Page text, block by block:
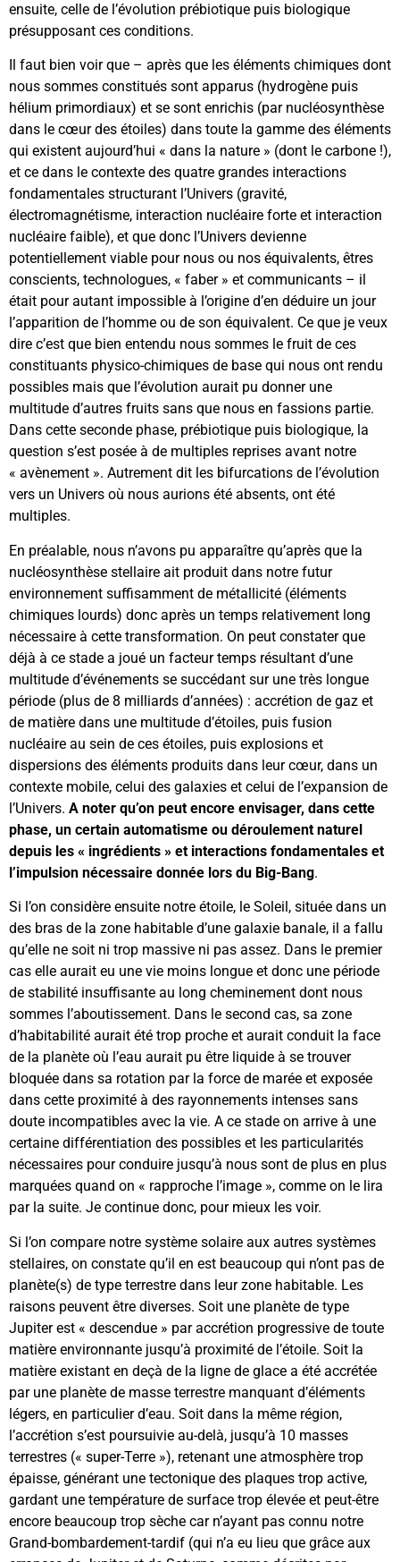
ensuite, celle de l’évolution prébiotique puis biologique
présupposant ces conditions.
Il faut bien voir que – après que les éléments chimiques dont
nous sommes constitués sont apparus (hydrogène puis
hélium primordiaux) et se sont enrichis (par nucléosynthèse
dans le cœur des étoiles) dans toute la gamme des éléments
qui existent aujourd’hui « dans la nature » (dont le carbone !),
et ce dans le contexte des quatre grandes interactions
fondamentales structurant l’Univers (gravité,
électromagnétisme, interaction nucléaire forte et interaction
nucléaire faible), et que donc l’Univers devienne
potentiellement viable pour nous ou nos équivalents, êtres
conscients, technologues, « faber » et communicants – il
était pour autant impossible à l’origine d’en déduire un jour
l’apparition de l’homme ou de son équivalent. Ce que je veux
dire c’est que bien entendu nous sommes le fruit de ces
constituants physico-chimiques de base qui nous ont rendu
possibles mais que l’évolution aurait pu donner une
multitude d’autres fruits sans que nous en fassions partie.
Dans cette seconde phase, prébiotique puis biologique, la
question s’est posée à de multiples reprises avant notre
« avènement ». Autrement dit les bifurcations de l’évolution
vers un Univers où nous aurions été absents, ont été
multiples.
En préalable, nous n’avons pu apparaître qu’après que la
nucléosynthèse stellaire ait produit dans notre futur
environnement suffisamment de métallicité (éléments
chimiques lourds) donc après un temps relativement long
nécessaire à cette transformation. On peut constater que
déjà à ce stade a joué un facteur temps résultant d’une
multitude d’événements se succédant sur une très longue
période (plus de 8 milliards d’années) : accrétion de gaz et
de matière dans une multitude d’étoiles, puis fusion
nucléaire au sein de ces étoiles, puis explosions et
dispersions des éléments produits dans leur cœur, dans un
contexte mobile, celui des galaxies et celui de l’expansion de
l’Univers. A noter qu’on peut encore envisager, dans cette
phase, un certain automatisme ou déroulement naturel
depuis les « ingrédients » et interactions fondamentales et
l’impulsion nécessaire donnée lors du Big-Bang.
Si l’on considère ensuite notre étoile, le Soleil, située dans un
des bras de la zone habitable d’une galaxie banale, il a fallu
qu’elle ne soit ni trop massive ni pas assez. Dans le premier
cas elle aurait eu une vie moins longue et donc une période
de stabilité insuffisante au long cheminement dont nous
sommes l’aboutissement. Dans le second cas, sa zone
d’habitabilité aurait été trop proche et aurait conduit la face
de la planète où l’eau aurait pu être liquide à se trouver
bloquée dans sa rotation par la force de marée et exposée
dans cette proximité à des rayonnements intenses sans
doute incompatibles avec la vie. A ce stade on arrive à une
certaine différentiation des possibles et les particularités
nécessaires pour conduire jusqu’à nous sont de plus en plus
marquées quand on « rapproche l’image », comme on le lira
par la suite. Je continue donc, pour mieux les voir.
Si l’on compare notre système solaire aux autres systèmes
stellaires, on constate qu’il en est beaucoup qui n’ont pas de
planète(s) de type terrestre dans leur zone habitable. Les
raisons peuvent être diverses. Soit une planète de type
Jupiter est « descendue » par accrétion progressive de toute
matière environnante jusqu’à proximité de l’étoile. Soit la
matière existant en deçà de la ligne de glace a été accrétée
par une planète de masse terrestre manquant d’éléments
légers, en particulier d’eau. Soit dans la même région,
l’accrétion s’est poursuivie au-delà, jusqu’à 10 masses
terrestres (« super-Terre »), retenant une atmosphère trop
épaisse, générant une tectonique des plaques trop active,
gardant une température de surface trop élevée et peut-être
encore beaucoup trop sèche car n’ayant pas connu notre
Grand-bombardement-tardif (qui n’a eu lieu que grâce aux